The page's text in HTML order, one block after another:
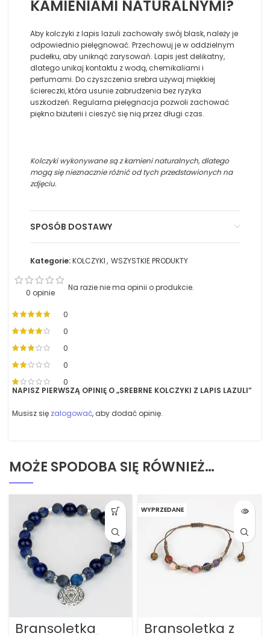
KAMIENIAMI NATURALNYMI?
Aby kolczyki z lapis lazuli zachowały swój blask, należy je
odpowiednio pielęgnować. Przechowuj je w oddzielnym
pudełku, aby uniknąć zarysowań. Lapis jest delikatny,
dlatego unikaj kontaktu z wodą, chemikaliami i
perfumami. Do czyszczenia srebra używaj miękkiej
ściereczki, która usunie zabrudzenia bez ryzyka
uszkodzeń. Regularna pielęgnacja pozwoli zachować
piękno biżuterii i cieszyć się nią przez długi czas.
Kolczyki wykonywane są z kamieni naturalnych, dlatego
mogą się nieznacznie różnić od tych przedstawionych na
zdjęciu.
SPOSÓB DOSTAWY
Kategorie:KOLCZYKI, WSZYSTKIE PRODUKTY
0 opinie
0
0
0
0
0
Na razie nie ma opinii o produkcie.
NAPISZ PIERWSZĄ OPINIĘ O „SREBRNE KOLCZYKI Z LAPIS LAZULI”
Musisz się zalogować, aby dodać opinię.
MOŻE SPODOBA SIĘ RÓWNIEŻ…
Bransoletka
WYPRZEDANE
Bransoletka z